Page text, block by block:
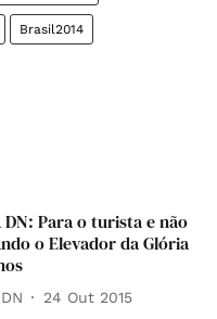
Brasil2014
Para o turista e não
o Elevador da Glória
24 Out 2015